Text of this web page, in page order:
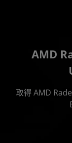
AMD
取得 AMD